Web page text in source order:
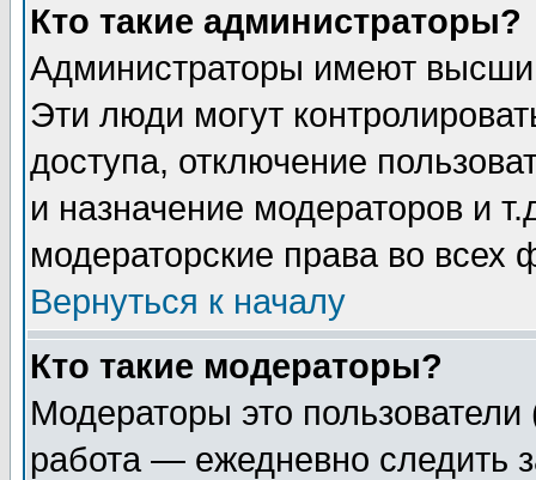
Кто такие администраторы?
Администраторы имеют
Эти люди могут
доступа, отключение
и назначение модераторов и
модераторские права во всех
Вернуться к началу
Кто такие модераторы?
Модераторы это
работа — ежедневно следить